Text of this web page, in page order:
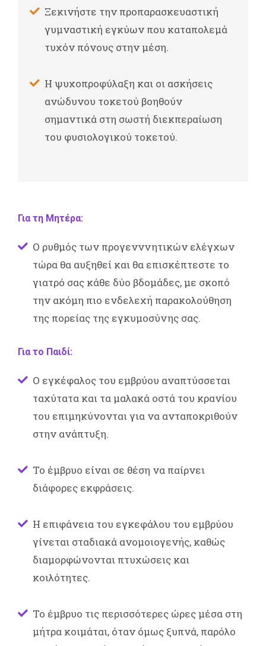
Ξεκινήστε την προπαρασκευαστική
γυμναστική εγκύων που καταπολεμά
τυχόν πόνους στην μέση.
Η ψυχοπροφύλαξη και οι ασκήσεις
ανώδυνου τοκετού βοηθούν
σημαντικά στη σωστή διεκπεραίωση
του φυσιολογικού τοκετού.
Για τη Μητέρα:
Ο ρυθμός των προγενννητικών ελέγχων
τώρα θα αυξηθεί και θα επισκέπτεστε το
γιατρό σας κάθε δύο βδομάδες, με σκοπό
την ακόμη πιο ενδελεχή παρακολούθηση
της πορείας της εγκυμοσύνης σας.
Για το Παιδί:
Ο εγκέφαλος του εμβρύου αναπτύσσεται
ταχύτατα και τα μαλακά οστά του κρανίου
του επιμηκύνονται για να ανταποκριθούν
στην ανάπτυξη.
Το έμβρυο είναι σε θέση να παίρνει
διάφορες εκφράσεις.
Η επιφάνεια του εγκεφάλου του εμβρύου
γίνεται σταδιακά ανομοιογενής, καθώς
διαμορφώνονται πτυχώσεις και
κοιλότητες.
Το έμβρυο τις περισσότερες ώρες μέσα στη
μήτρα κοιμάται, όταν όμως ξυπνά, παρόλο